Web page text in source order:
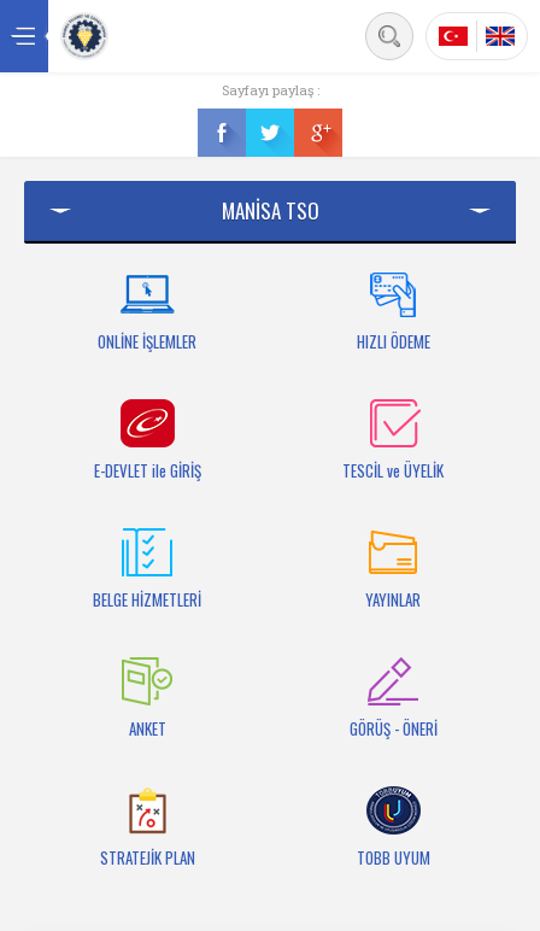
Üyelik
Bilgi Bankası
Sayfayı paylaş :
MANİSA TSO
ONLİNE İŞLEMLER HIZLI ÖDEME
E-DEVLET ile GİRİŞ TESCİL ve ÜYELİK
BELGE HİZMETLERİ YAYINLAR
ANKET GÖRÜŞ - ÖNERİ
STRATEJİK PLAN TOBB UYUM